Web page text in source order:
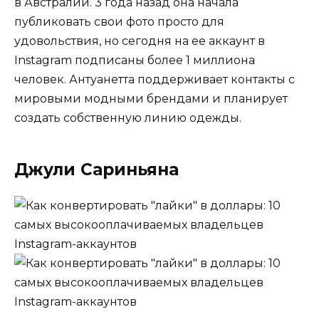
публиковать свои фото просто для
удовольствия, но сегодня на ее аккаунт в
Instagram подписаны более 1 миллиона
человек. Антуанетта поддерживает контакты с
мировыми модными брендами и планирует
создать собственную линию одежды.
Джули Сариньяна